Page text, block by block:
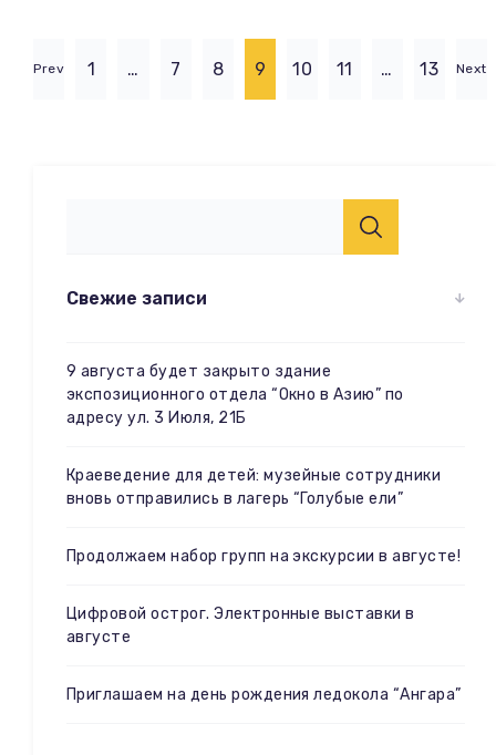
Prev 1 … 7 8 9 10 11 … 13 Next
Свежие записи
9 августа будет закрыто здание
экспозиционного отдела “Окно в Азию” по
адресу ул. 3 Июля, 21Б
Краеведение для детей: музейные сотрудники
вновь отправились в лагерь “Голубые ели”
Продолжаем набор групп на экскурсии в августе!
Цифровой острог. Электронные выставки в
августе
Приглашаем на день рождения ледокола “Ангара”